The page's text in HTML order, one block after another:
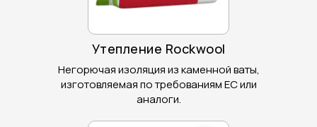
Негорючая изоляция из каменной ваты,
изготовляемая по требованиям ЕС или
аналоги.
Утепление Rockwool